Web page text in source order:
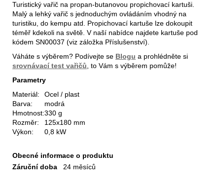
Turistický vařič na propan-butanovou propichovací kartuši.
Malý a lehký vařič s jednoduchým ovládáním vhodný na
turistiku, do kempu atd. Propichovací kartuše lze dokoupit
téměř kdekoli na světě. V naší nabídce najdete kartuše pod
kódem SN00037 (viz záložka Příslušenství).
Váháte s výběrem? Podívejte se Blogu a prohlédněte si
srovnávací test vařičů , to Vám s výběrem pomůže!
Parametry
Materiál:
Ocel / plast
Barva:
modrá
Hmotnost:330 g
Rozměr:
125x180 mm
Výkon:
0,8 kW
Obecné informace o produktu
Záruční doba
24 měsíců
CARNOSPORT
GEL
100
ML
899
Kč